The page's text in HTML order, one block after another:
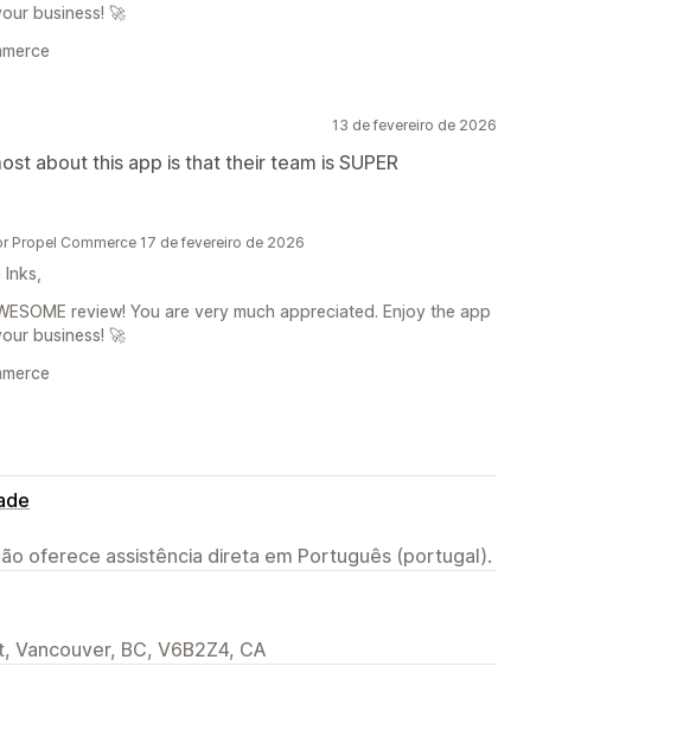
business! 🚀
13 de fevereiro de 2026
about this app is that their team is SUPER
Propel Commerce 17 de fevereiro de 2026
review! You are very much appreciated. Enjoy the app
business! 🚀
oferece assistência direta em Português (portugal).
Vancouver, BC, V6B2Z4, CA